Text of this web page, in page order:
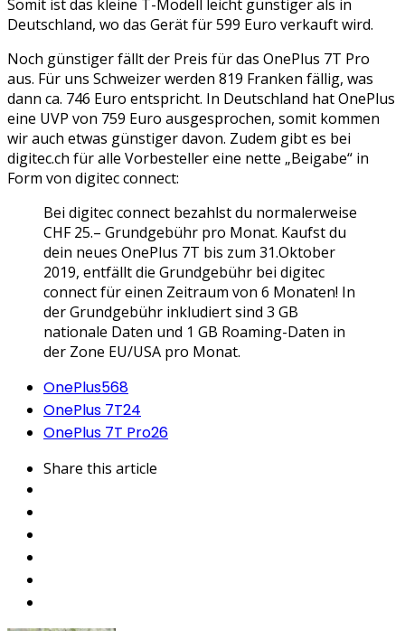
Somit ist das kleine T-Modell leicht günstiger als in
Deutschland, wo das Gerät für 599 Euro verkauft wird.
Noch günstiger fällt der Preis für das OnePlus 7T Pro
aus. Für uns Schweizer werden 819 Franken fällig, was
dann ca. 746 Euro entspricht. In Deutschland hat OnePlus
eine UVP von 759 Euro ausgesprochen, somit kommen
wir auch etwas günstiger davon. Zudem gibt es bei
digitec.ch für alle Vorbesteller eine nette „Beigabe“ in
Form von digitec connect:
Bei digitec connect bezahlst du normalerweise
CHF 25.– Grundgebühr pro Monat. Kaufst du
dein neues OnePlus 7T bis zum 31.Oktober
2019, entfällt die Grundgebühr bei digitec
connect für einen Zeitraum von 6 Monaten! In
der Grundgebühr inkludiert sind 3 GB
nationale Daten und 1 GB Roaming-Daten in
der Zone EU/USA pro Monat.
OnePlus568
OnePlus 7T24
OnePlus 7T Pro26
Share this article